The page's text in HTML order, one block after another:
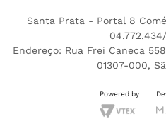
Santa Prata - Portal 8
Endereço: Rua Frei Caneca
01307-000,
Powered by